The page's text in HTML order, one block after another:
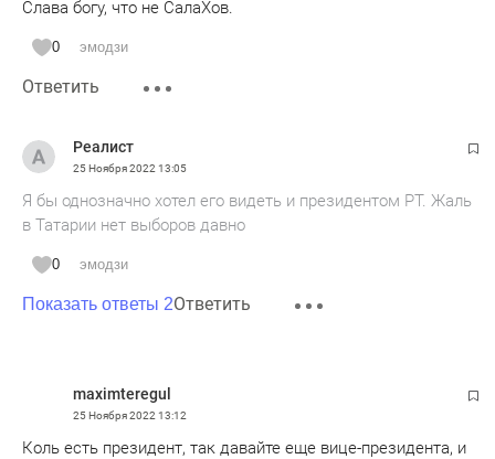
Слава богу, что не СалаХов.
0 эмодзи
Ответить
Pеалист
25 Ноября 2022 13:05
Я бы однозначно хотел его видеть и президентом РТ. Жаль
в Татарии нет выборов давно
0 эмодзи
Показать ответы 2Ответить
maximteregul
25 Ноября 2022 13:12
Коль есть президент, так давайте еще вице-президента, и